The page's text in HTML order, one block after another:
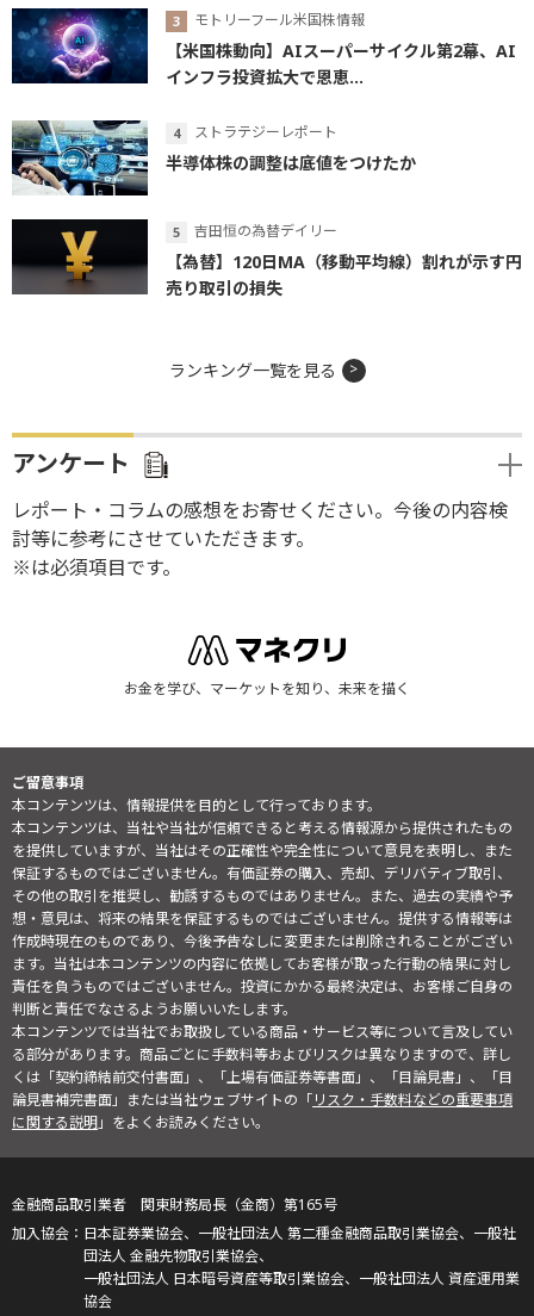
モトリーフール米国株情報
【米国株動向】AIスーパーサイクル第2幕、AI
インフラ投資拡大で恩恵...
ストラテジーレポート
半導体株の調整は底値をつけたか
吉田恒の為替デイリー
【為替】120日MA（移動平均線）割れが示す円
売り取引の損失
ランキング一覧を見る
アンケート
レポート・コラムの感想をお寄せください。今後の内容検
討等に参考にさせていただきます。
※は必須項目です。
お金を学び、マーケットを知り、未来を描く
ご留意事項
本コンテンツは、情報提供を目的として行っております。
本コンテンツは、当社や当社が信頼できると考える情報源から提供されたもの
を提供していますが、当社はその正確性や完全性について意見を表明し、また
保証するものではございません。有価証券の購入、売却、デリバティブ取引、
その他の取引を推奨し、勧誘するものではありません。また、過去の実績や予
想・意見は、将来の結果を保証するものではございません。提供する情報等は
作成時現在のものであり、今後予告なしに変更または削除されることがござい
ます。当社は本コンテンツの内容に依拠してお客様が取った行動の結果に対し
責任を負うものではございません。投資にかかる最終決定は、お客様ご自身の
判断と責任でなさるようお願いいたします。
本コンテンツでは当社でお取扱している商品・サービス等について言及してい
る部分があります。商品ごとに手数料等およびリスクは異なりますので、詳し
くは「契約締結前交付書面」、「上場有価証券等書面」、「目論見書」、「目
論見書補完書面」または当社ウェブサイトの「リスク・手数料などの重要事項
に関する説明」をよくお読みください。
金融商品取引業者 関東財務局長（金商）第165号
日本証券業協会、一般社団法人 第二種金融商品取引業協会、一般社
団法人 金融先物取引業協会、
一般社団法人 日本暗号資産等取引業協会、一般社団法人 資産運用業
協会